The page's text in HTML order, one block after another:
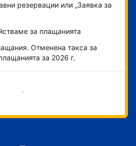
резервации или „Заявка за
за плащанията
Отменена такса за
за 2026 г.
Начало